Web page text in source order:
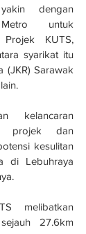
dengan
untuk
KUTS,
syarikat itu
(JKR) Sarawak
kelancaran
projek dan
kesulitan
di Lebuhraya
melibatkan
27.6km